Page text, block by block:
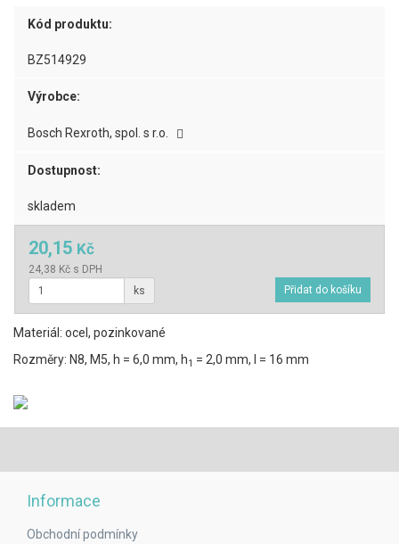
Kód produktu:
BZ514929
Výrobce:
Bosch Rexroth, spol. s r.o.
Dostupnost:
skladem
20,15 Kč
24,38 Kč s DPH
ks
Materiál: ocel, pozinkované
Rozměry: N8, M5, h = 6,0 mm, h1 = 2,0 mm, l = 16 mm
Informace
Obchodní podmínky